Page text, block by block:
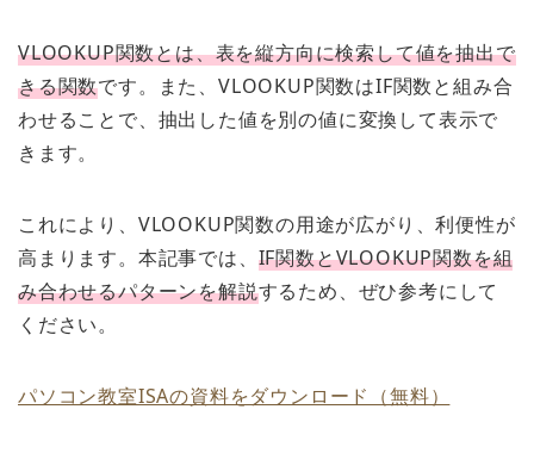
VLOOKUP関数とは、表を縦方向に検索して値を抽出で
きる関数です。また、VLOOKUP関数はIF関数と組み合
わせることで、抽出した値を別の値に変換して表示で
きます。
これにより、VLOOKUP関数の用途が広がり、利便性が
高まります。本記事では、 IF関数とVLOOKUP関数を組
み合わせるパターンを解説するため、ぜひ参考にして
ください。
パソコン教室ISAの資料をダウンロード（無料）